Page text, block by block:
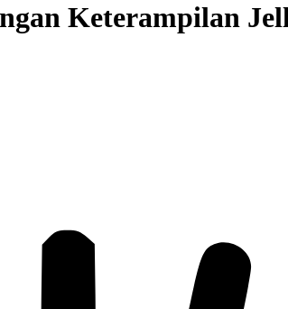
Keterampilan